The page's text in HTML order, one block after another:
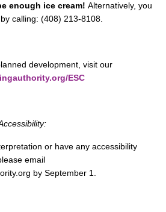
enough ice cream! Alternatively, you
calling: (408) 213-8108.
development, visit our
ESC
or have any accessibility
email
by September 1.